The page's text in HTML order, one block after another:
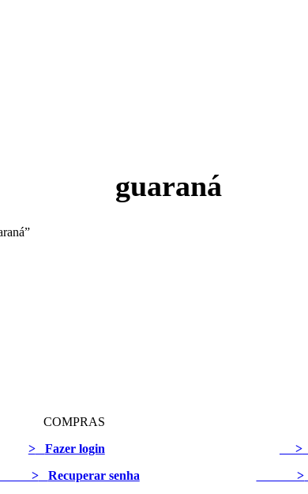
guaraná
COMPRAS
>
Fazer login
>
Recuperar senha
>
>